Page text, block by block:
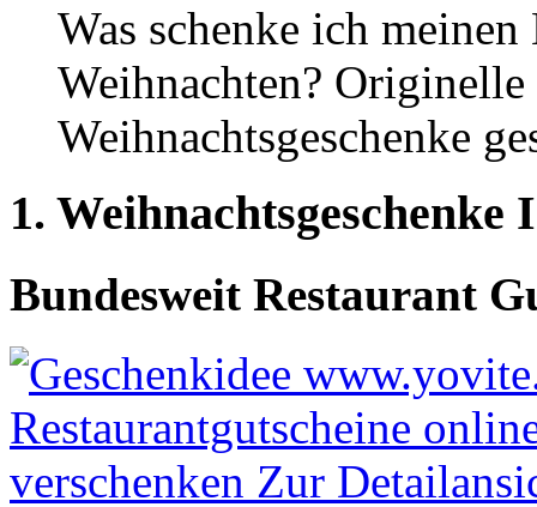
Was schenke ich
Weihnachten?
Weihnachtsgeschenke
1. Weihnachtsgeschenke
Bundesweit Restaurant